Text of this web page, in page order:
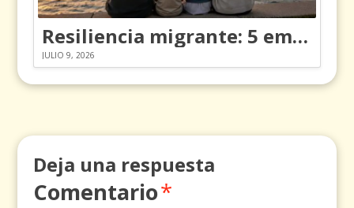
Resiliencia migrante: 5 emociones y cómo gestionarlas
JULIO 9, 2026
Deja una respuesta
Comentario*